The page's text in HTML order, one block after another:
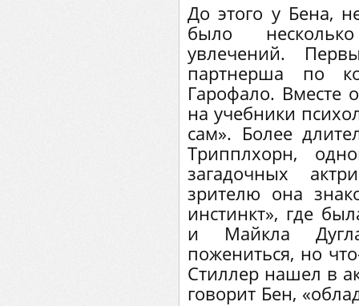
До этого у Бена,
было
увлечений.
партнерша по
Гарофало. Вместе
на учебники
сам». Более
Трипплхорн,
загадочных
зрителю она
инстинкт», где
и Майкла
пожениться, но
Стиллер нашел в
говорит Бен,